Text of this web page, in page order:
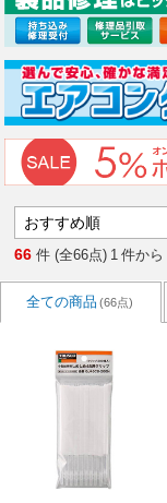
66 件 (全66点) 1 件から
全ての商品 (66点)